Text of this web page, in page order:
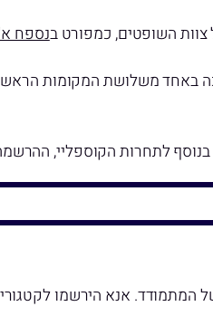
השופטים, כמפורט בנספח
משלושת המקומות
לתחרות הקוספליי,
המתמודד. אנא הירשמו